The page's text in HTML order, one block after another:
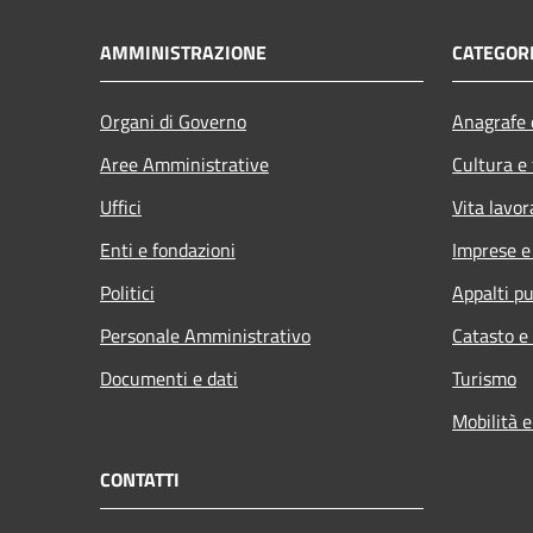
AMMINISTRAZIONE
Organi di Governo
Aree Amministrative
Uffici
Enti e fondazioni
Politici
Personale Amministrativo
Documenti e dati
Cultura
Vita
Imprese
Appalti
Catasto
Turismo
Mobilità
CONTATTI